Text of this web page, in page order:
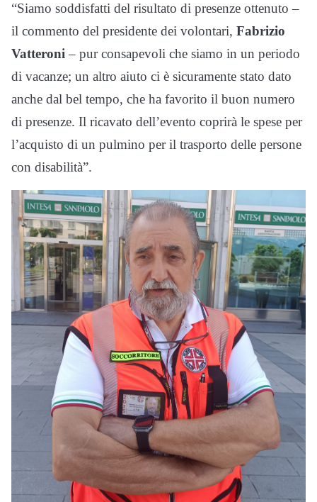
“Siamo soddisfatti del risultato di presenze ottenuto –
il commento del presidente dei volontari, Fabrizio
Vatteroni – pur consapevoli che siamo in un periodo
di vacanze; un altro aiuto ci è sicuramente stato dato
anche dal bel tempo, che ha favorito il buon numero
di presenze. Il ricavato dell’evento coprirà le spese per
l’acquisto di un pulmino per il trasporto delle persone
con disabilità”.